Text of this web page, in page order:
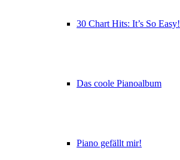
30 Chart Hits: It’s So Easy!
Das coole Pianoalbum
Piano gefällt mir!